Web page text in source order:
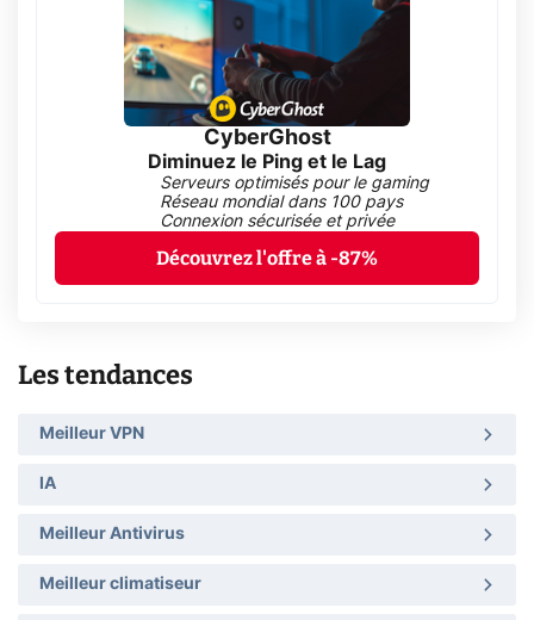
CyberGhost
Diminuez le Ping et le Lag
Serveurs optimisés pour le gaming
Réseau mondial dans 100 pays
Connexion sécurisée et privée
Découvrez l'offre à -87%
Les tendances
Meilleur VPN
IA
Meilleur Antivirus
Meilleur climatiseur